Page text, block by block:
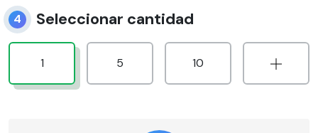
4 Seleccionar cantidad
1 5 10